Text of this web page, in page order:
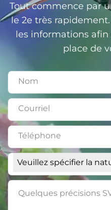
Tout commence par
le 2e très
les informations
place de